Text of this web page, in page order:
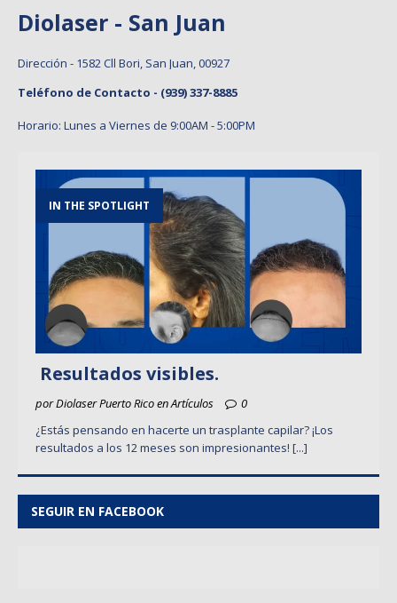
Diolaser - San Juan
Dirección - 1582 Cll Bori, San Juan, 00927
Teléfono de Contacto - (939) 337-8885
Horario: Lunes a Viernes de 9:00AM - 5:00PM
IN THE SPOTLIGHT
Resultados visibles.
por Diolaser Puerto Rico en Artículos
0
¿Estás pensando en hacerte un trasplante capilar? ¡Los
resultados a los 12 meses son impresionantes! [...]
SEGUIR EN FACEBOOK